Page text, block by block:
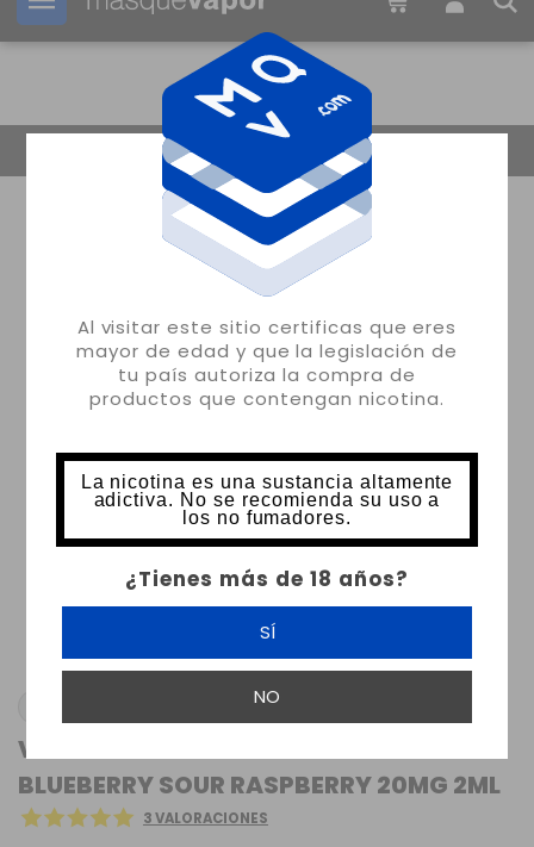
Al visitar este sitio certificas que eres
mayor de edad y que la legislación de
tu país autoriza la compra de
productos que contengan nicotina.
La nicotina es una sustancia altamente
adictiva. No se recomienda su uso a
los no fumadores.
¿Tienes más de 18 años?
SÍ
NO
Tu pedido puede ser enviado en 49m: 30s
VAPER DESECHABLE LOST MARY BM600
BLUEBERRY SOUR RASPBERRY 20MG 2ML
3 VALORACIONES